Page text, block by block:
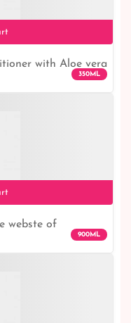
with Aloe vera
350ML
webste of
900ML